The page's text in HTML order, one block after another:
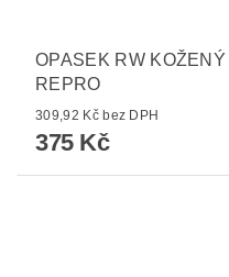
OPASEK RW
REPRO
309,92 Kč bez DPH
375 Kč